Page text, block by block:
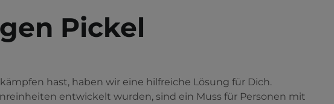
Pickel
hast, haben wir eine hilfreiche Lösung für Dich.
entwickelt wurden, sind ein Muss für Personen mit